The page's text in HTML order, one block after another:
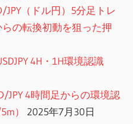
JPY（ドル円）5分足トレ
の転換初動を狙った押
4H・1H環境認識
JPY 4時間足からの環境認
）
2025年7月30日